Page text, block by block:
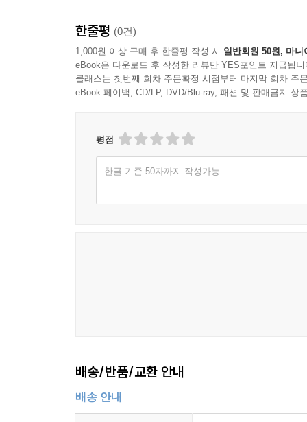
자금계획과 미래를 대비한 투자와 금융상품 등이
한줄평 (0건)
1,000원 이상 구매 후 한줄평 작성 시 일반회원 50원, 마니
eBook은 다운로드 후 작성한 리뷰만 YES포인트 지급됩니
클래스는 첫번째 회차 주문확정 시점부터 마지막 회차 주
eBook 페이백, CD/LP, DVD/Blu-ray, 패션 및 판매금지 상
평점
한글 기준 50자까지 작성가능
배송/반품/교환 안내
배송 안내